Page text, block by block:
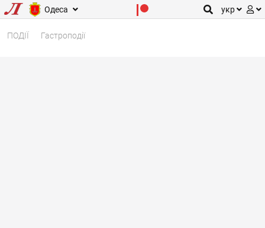
Одеса укр
ПОДІЇ Гастроподії